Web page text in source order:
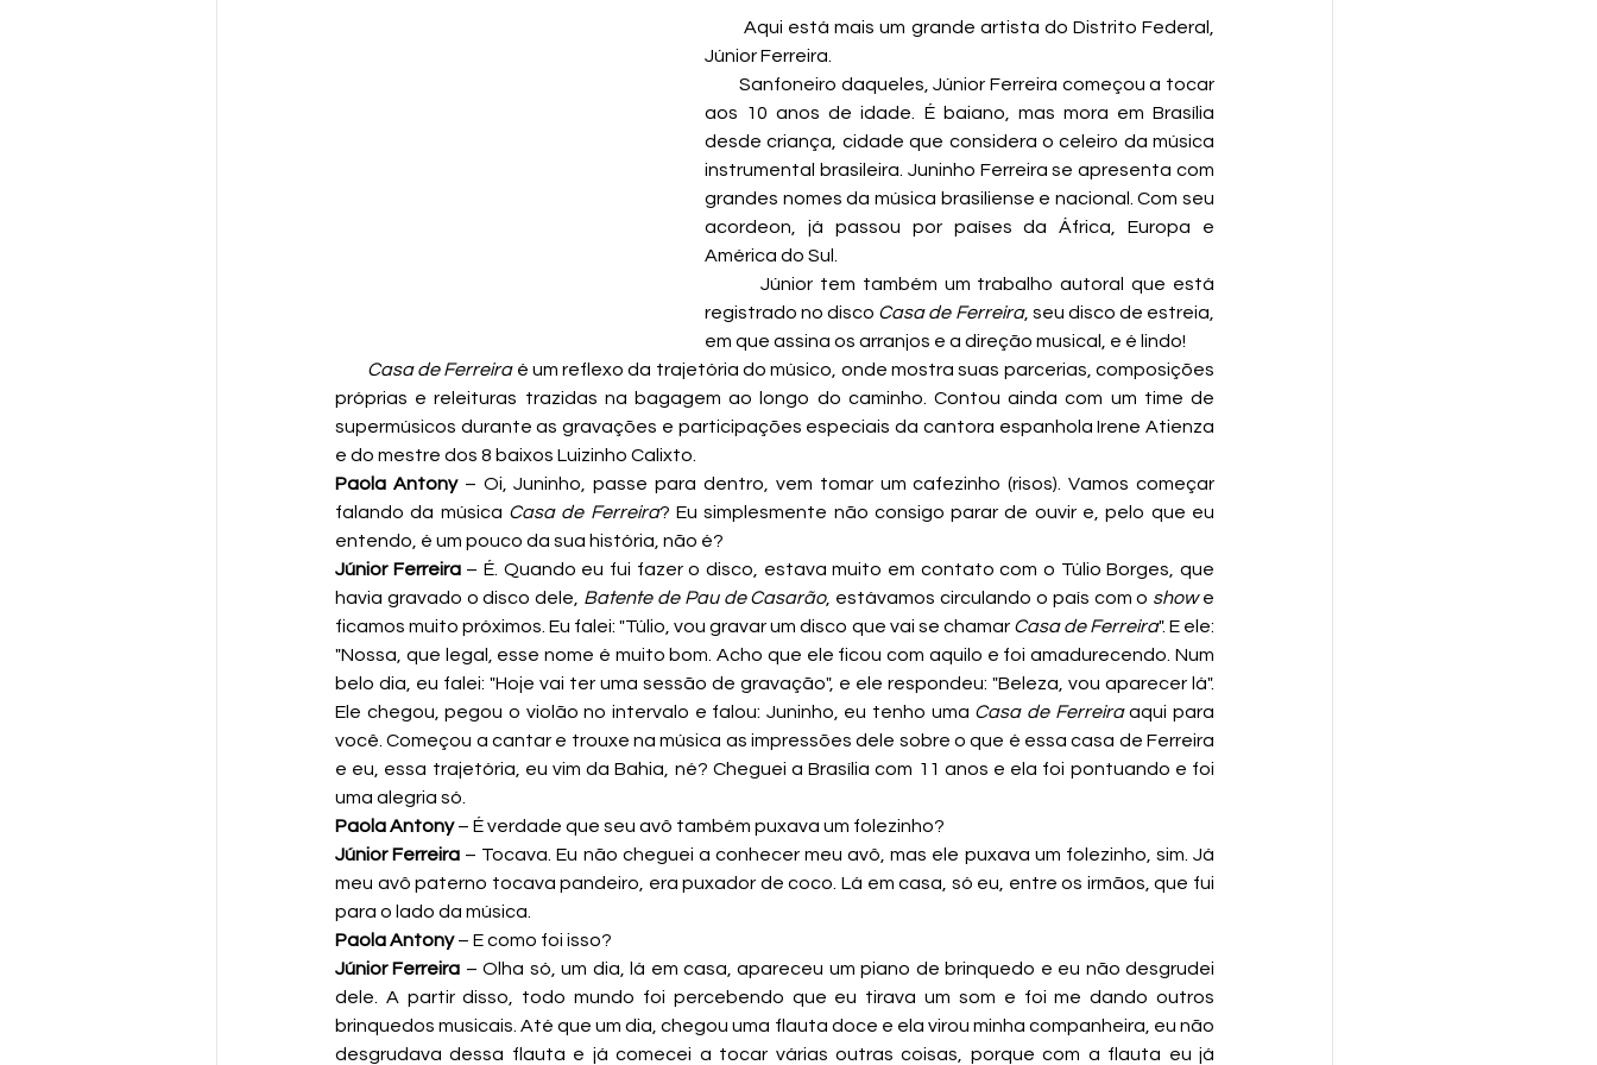
Júnior Ferreira.
        Sanfoneiro daqueles, Júnior Ferreira começou a tocar
aos 10 anos de idade. É baiano, mas mora em Brasília
desde criança, cidade que considera o celeiro da música
instrumental brasileira. Juninho Ferreira se apresenta com
grandes nomes da música brasiliense e nacional. Com seu
acordeon, já passou por países da África, Europa e
América do Sul.
registrado no disco Casa de Ferreira, seu disco de estreia,
em que assina os arranjos e a direção musical, e é lindo!
Casa de Ferreira é um reflexo da trajetória do músico, onde mostra suas parcerias, composições
próprias e releituras trazidas na bagagem ao longo do caminho. Contou ainda com um time de
supermúsicos durante as gravações e participações especiais da cantora espanhola Irene Atienza
e do mestre dos 8 baixos Luizinho Calixto.
Paola Antony – Oi, Juninho, passe para dentro, vem tomar um cafezinho (risos). Vamos começar
falando da música Casa de Ferreira? Eu simplesmente não consigo parar de ouvir e, pelo que eu
entendo, é um pouco da sua história, não é?
Júnior Ferreira – É. Quando eu fui fazer o disco, estava muito em contato com o Túlio Borges, que
havia gravado o disco dele, Batente de Pau de Casarão, estávamos circulando o país com o show e
ficamos muito próximos. Eu falei: "Túlio, vou gravar um disco que vai se chamar Casa de Ferreira". E ele:
"Nossa, que legal, esse nome é muito bom. Acho que ele ficou com aquilo e foi amadurecendo. Num
belo dia, eu falei: "Hoje vai ter uma sessão de gravação", e ele respondeu: "Beleza, vou aparecer lá".
Ele chegou, pegou o violão no intervalo e falou: Juninho, eu tenho uma Casa de Ferreira aqui para
você. Começou a cantar e trouxe na música as impressões dele sobre o que é essa casa de Ferreira
e eu, essa trajetória, eu vim da Bahia, né? Cheguei a Brasília com 11 anos e ela foi pontuando e foi
uma alegria só.
Paola Antony – É verdade que seu avô também puxava um folezinho?
Júnior Ferreira – Tocava. Eu não cheguei a conhecer meu avô, mas ele puxava um folezinho, sim. Já
meu avô paterno tocava pandeiro, era puxador de coco. Lá em casa, só eu, entre os irmãos, que fui
para o lado da música.
Paola Antony – E como foi isso?
Júnior Ferreira – Olha só, um dia, lá em casa, apareceu um piano de brinquedo e eu não desgrudei
dele. A partir disso, todo mundo foi percebendo que eu tirava um som e foi me dando outros
brinquedos musicais. Até que um dia, chegou uma flauta doce e ela virou minha companheira, eu não
desgrudava dessa flauta e já comecei a tocar várias outras coisas, porque com a flauta eu já